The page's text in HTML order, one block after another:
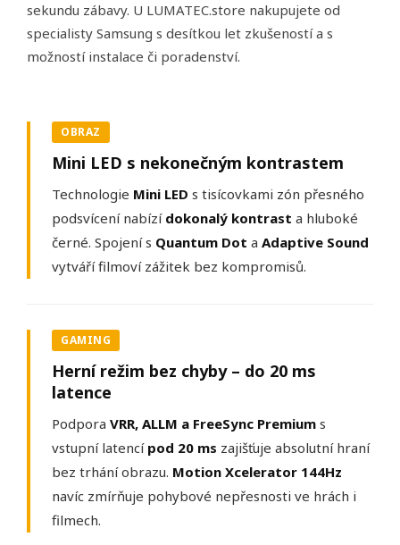
sekundu zábavy. U LUMATEC.store nakupujete od
specialisty Samsung s desítkou let zkušeností a s
možností instalace či poradenství.
OBRAZ
Mini LED s nekonečným kontrastem
Technologie Mini LED s tisícovkami zón přesného
podsvícení nabízí dokonalý kontrast a hluboké
černé. Spojení s Quantum Dot a Adaptive Sound
vytváří filmoví zážitek bez kompromisů.
GAMING
Herní režim bez chyby – do 20 ms
latence
Podpora VRR, ALLM a FreeSync Premium s
vstupní latencí pod 20 ms zajišťuje absolutní hraní
bez trhání obrazu. Motion Xcelerator 144Hz
navíc zmírňuje pohybové nepřesnosti ve hrách i
filmech.